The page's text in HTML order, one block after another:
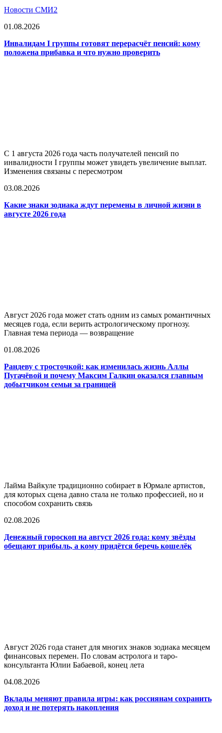
Новости СМИ2
01.08.2026
Инвалидам I группы готовят перерасчёт пенсий: кому
положена прибавка и что нужно проверить
С 1 августа 2026 года часть получателей пенсий по
инвалидности I группы может увидеть увеличение выплат.
Изменения связаны с пересмотром
03.08.2026
Какие знаки зодиака ждут перемены в личной жизни в
августе 2026 года
Август 2026 года может стать одним из самых романтичных
месяцев года, если верить астрологическому прогнозу.
Главная тема периода — возвращение
01.08.2026
Рандеву с тросточкой: как изменилась жизнь Аллы
Пугачёвой и почему Максим Галкин оказался главным
добытчиком семьи за границей
Лайма Вайкуле традиционно собирает в Юрмале артистов,
для которых сцена давно стала не только профессией, но и
способом сохранить связь
02.08.2026
Денежный гороскоп на август 2026 года: кому звёзды
обещают прибыль, а кому придётся беречь кошелёк
Август 2026 года станет для многих знаков зодиака месяцем
финансовых перемен. По словам астролога и таро-
консультанта Юлии Бабаевой, конец лета
04.08.2026
Вклады меняют правила игры: как россиянам сохранить
доход и не потерять накопления